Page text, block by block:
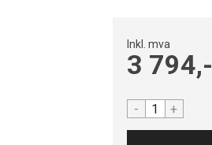
Inkl. mva
3 794,-
- +